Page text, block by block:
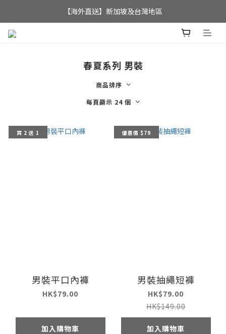
全店滿$350，即可享港澳地區免運費;
【海外直送】新加坡及台灣地區
春夏系列 男裝
商品排序
每頁顯示 24 個
買 2 送 1
男裝平口內褲
HK$79.00
加入購物車
優惠價 $79
男裝抽繩短褲
HK$79.00
HK$149.00
加入購物車